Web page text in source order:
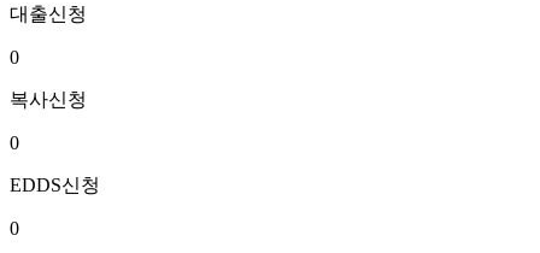
대출신청
0
복사신청
0
EDDS신청
0